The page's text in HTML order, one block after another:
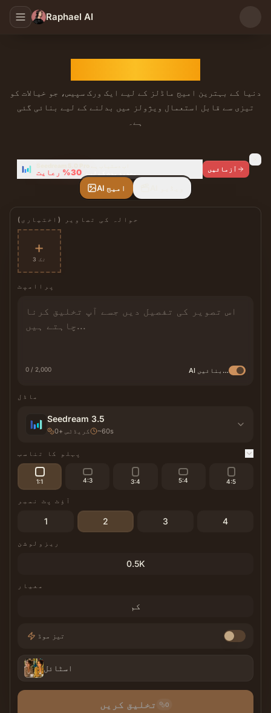
Raphael AI
دنیا کے بہترین امیج ماڈلز کے لیے ایک ورک سپیس، جو خیالات کو
تیزی سے قابل استعمال ویژولز میں بدلنے کے لیے بنائی گئی
ہے۔
AI امیج
حوالہ کی تصاویر (اختیاری)
+
3 تک
پراامپٹ
0 / 2,000 AI بہتر بنائیں
ماڈل
Seedream 3.5
0+ کریڈٹس ~60s
پہلو کا تناسب
1:1 4:3 3:4 5:4 4:5
آؤٹ پٹ نمبر
1 2 3 4
ریزولوشن
0.5K
معیار
کم
تیز موڈ
اسٹائل
تخلیق کریں 0
30% رعایت آزمائیں